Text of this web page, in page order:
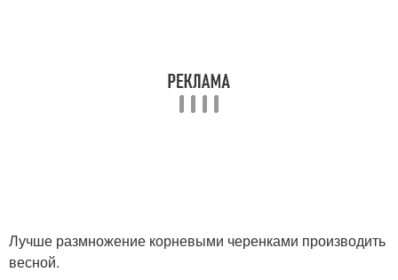
Лучше размножение корневыми черенками производить
весной.